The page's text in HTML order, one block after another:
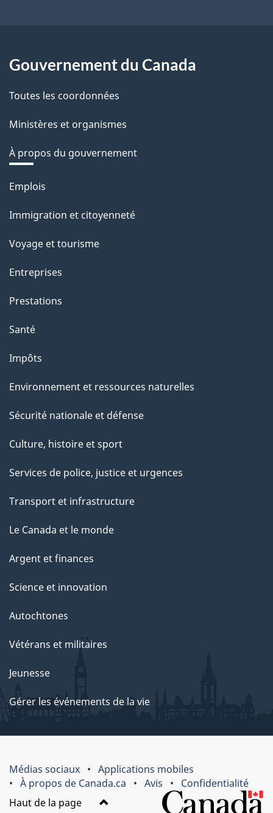
Gouvernement du Canada
Toutes les coordonnées
Ministères et organismes
À propos du gouvernement
Thèmes
sujets
Emplois
Immigration et citoyenneté
Voyage et tourisme
Entreprises
Prestations
Santé
Impôts
Environnement et ressources naturelles
Sécurité nationale et défense
Culture, histoire et sport
Services de police, justice et urgences
Transport et infrastructure
Le Canada et le monde
Argent et finances
Science et innovation
Autochtones
Vétérans et militaires
Jeunesse
Gérer les événements de la vie
Médias sociaux
Applications mobiles
À propos de Canada.ca
Avis
Confidentialité
Haut de la page